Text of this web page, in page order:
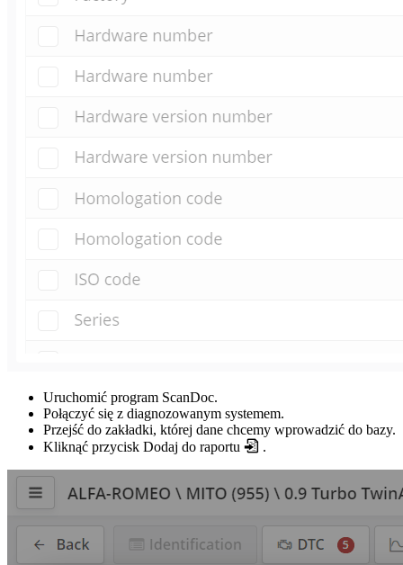
Uruchomić program ScanDoc.
Połączyć się z diagnozowanym systemem.
Przejść do zakładki, której dane chcemy wprowadzić do bazy.
Kliknąć przycisk Dodaj do raportu
.